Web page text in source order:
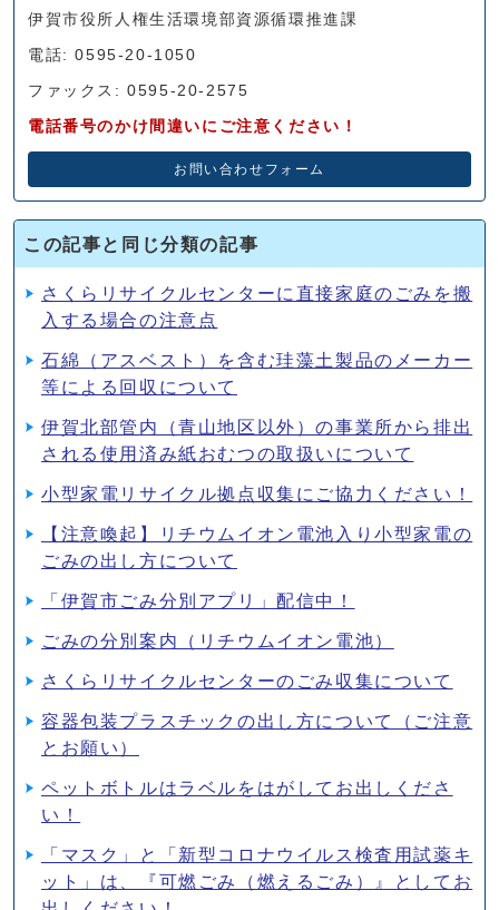
伊賀市役所人権生活環境部資源循環推進課
電話: 0595-20-1050
ファックス: 0595-20-2575
電話番号のかけ間違いにご注意ください！
お問い合わせフォーム
この記事と同じ分類の記事
さくらリサイクルセンターに直接家庭のごみを搬
入する場合の注意点
石綿（アスベスト）を含む珪藻土製品のメーカー
等による回収について
伊賀北部管内（青山地区以外）の事業所から排出
される使用済み紙おむつの取扱いについて
小型家電リサイクル拠点収集にご協力ください！
【注意喚起】リチウムイオン電池入り小型家電の
ごみの出し方について
「伊賀市ごみ分別アプリ」配信中！
ごみの分別案内（リチウムイオン電池）
さくらリサイクルセンターのごみ収集について
容器包装プラスチックの出し方について（ご注意
とお願い）
ペットボトルはラベルをはがしてお出しくださ
い！
「マスク」と「新型コロナウイルス検査用試薬キ
ット」は、『可燃ごみ（燃えるごみ）』としてお